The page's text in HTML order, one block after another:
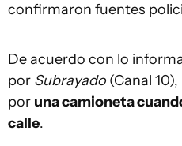
confirmaron fuentes
De acuerdo con lo
por Subrayado (Canal
por una camioneta
calle.